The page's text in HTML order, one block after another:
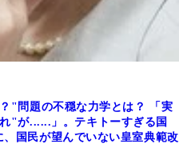
"問題の不穏な力学とは？ 「実
"が......」。テキトーすぎる国
国民が望んでいない皇室典範改